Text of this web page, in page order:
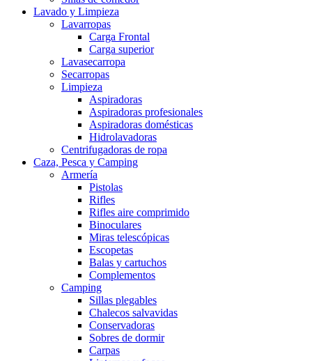
Lavado y Limpieza
Lavarropas
Carga Frontal
Carga superior
Lavasecarropa
Secarropas
Limpieza
Aspiradoras
Aspiradoras profesionales
Aspiradoras domésticas
Hidrolavadoras
Centrifugadoras de ropa
Caza, Pesca y Camping
Armería
Pistolas
Rifles
Rifles aire comprimido
Binoculares
Miras telescópicas
Escopetas
Balas y cartuchos
Complementos
Camping
Sillas plegables
Chalecos salvavidas
Conservadoras
Sobres de dormir
Carpas